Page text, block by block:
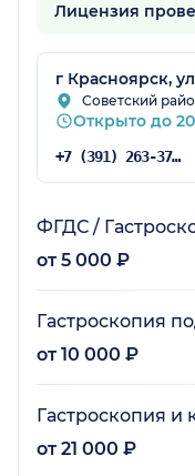
Лицензия
г Красноярск,
Советский
Открыто до
+7 (391) 263-37-90
ФГДС /
от 5 000 ₽
Гастроскопия
от 10 000 ₽
Гастроскопия
от 21 000 ₽